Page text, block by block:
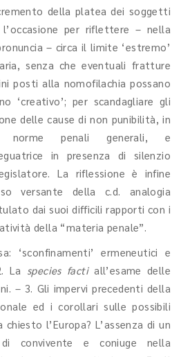
della platea dei soggetti
l’occasione per riflettere – nella
– circa il limite ‘estremo’
senza che eventuali fratture
posti alla nomofilachia possano
‘creativo’; per scandagliare gli
delle cause di non punibilità, in
norme penali generali, e
in presenza di silenzio
La riflessione è infine
versante della c.d. analogia
dai suoi difficili rapporti con i
della “materia penale”.
‘sconfinamenti’ ermeneutici e
La species factiall’esame delle
– 3. Gli impervi precedenti della
ed i corollari sulle possibili
l’Europa? L’assenza di un
convivente e coniuge nella